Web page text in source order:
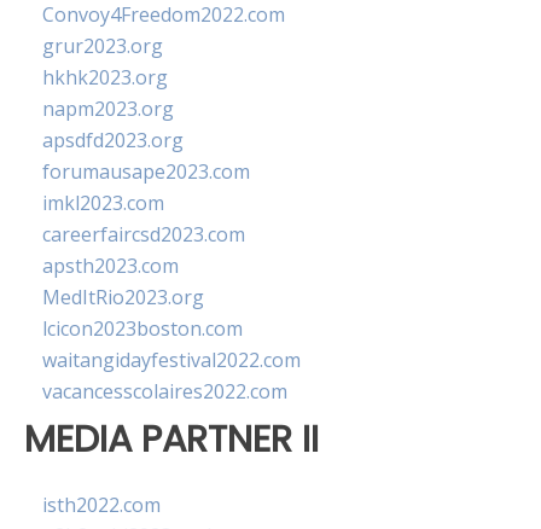
Convoy4Freedom2022.com
grur2023.org
hkhk2023.org
napm2023.org
apsdfd2023.org
forumausape2023.com
imkl2023.com
careerfaircsd2023.com
apsth2023.com
MedItRio2023.org
lcicon2023boston.com
waitangidayfestival2022.com
vacancesscolaires2022.com
MEDIA PARTNER II
isth2022.com